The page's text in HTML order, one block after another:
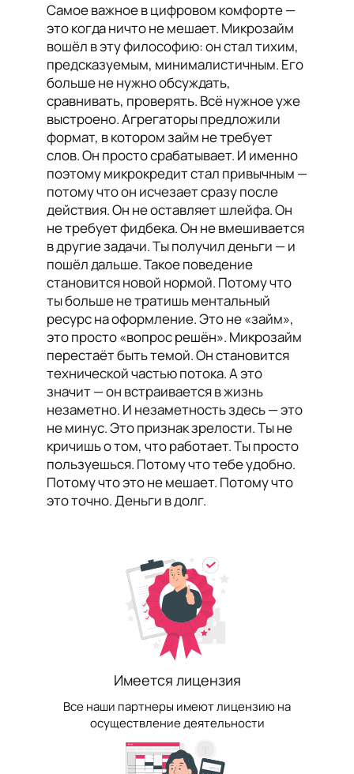
Самое важное в цифровом комфорте —
это когда ничто не мешает. Микрозайм
вошёл в эту философию: он стал тихим,
предсказуемым, минималистичным. Его
больше не нужно обсуждать,
сравнивать, проверять. Всё нужное уже
выстроено. Агрегаторы предложили
формат, в котором займ не требует
слов. Он просто срабатывает. И именно
поэтому микрокредит стал привычным —
потому что он исчезает сразу после
действия. Он не оставляет шлейфа. Он
не требует фидбека. Он не вмешивается
в другие задачи. Ты получил деньги — и
пошёл дальше. Такое поведение
становится новой нормой. Потому что
ты больше не тратишь ментальный
ресурс на оформление. Это не «займ»,
это просто «вопрос решён». Микрозайм
перестаёт быть темой. Он становится
технической частью потока. А это
значит — он встраивается в жизнь
незаметно. И незаметность здесь — это
не минус. Это признак зрелости. Ты не
кричишь о том, что работает. Ты просто
пользуешься. Потому что тебе удобно.
Потому что это не мешает. Потому что
это точно. Деньги в долг.
Имеется лицензия
Все наши партнеры имеют лицензию на
осуществление деятельности